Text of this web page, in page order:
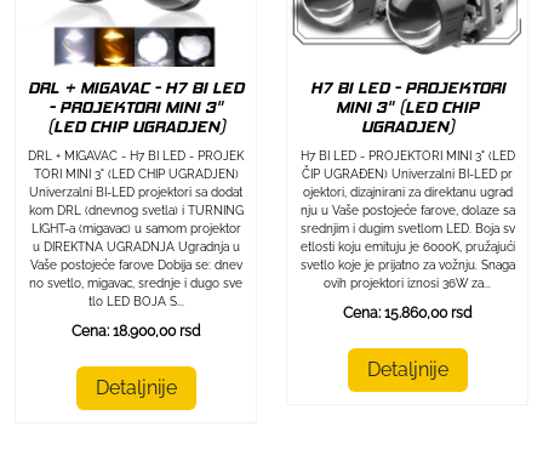
DRL + MIGAVAC - H7 BI LED
- PROJEKTORI MINI 3"
(LED CHIP UGRADJEN)
DRL + MIGAVAC - H7 BI LED - PROJEK
TORI MINI 3" (LED CHIP UGRADJEN)
Univerzalni BI-LED projektori sa dodat
kom DRL (dnevnog svetla) i TURNING
LIGHT-a (migavac) u samom projektor
u DIREKTNA UGRADNJA Ugradnja u
Vaše postojeće farove Dobija se: dnev
no svetlo, migavac, srednje i dugo sve
tlo LED BOJA S...
Cena: 18.900,00 rsd
Detaljnije
H7 BI LED - PROJEKTORI
MINI 3" (LED CHIP
UGRADJEN)
H7 BI LED - PROJEKTORI MINI 3" (LED
ČIP UGRAĐEN) Univerzalni BI-LED pr
ojektori, dizajnirani za direktanu ugrad
nju u Vaše postojeće farove, dolaze sa
srednjim i dugim svetlom LED. Boja sv
etlosti koju emituju je 6000K, pružajući
svetlo koje je prijatno za vožnju. Snaga
ovih projektori iznosi 36W za...
Cena: 15.860,00 rsd
Detaljnije